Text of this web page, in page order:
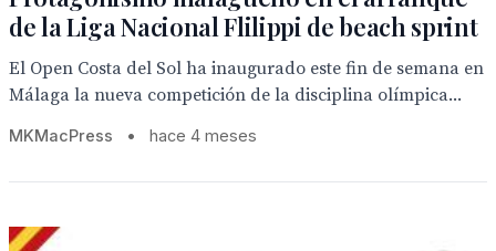
de la Liga Nacional Flilippi de beach sprint
El Open Costa del Sol ha inaugurado este fin de semana en
Málaga la nueva competición de la disciplina olímpica...
MKMacPress • hace 4 meses